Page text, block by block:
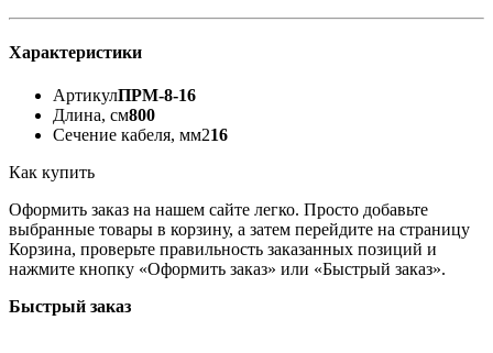
Характеристики
АртикулПРМ-8-16
Длина, см800
Сечение кабеля, мм216
Как купить
Оформить заказ на нашем сайте легко. Просто добавьте
выбранные товары в корзину, а затем перейдите на страницу
Корзина, проверьте правильность заказанных позиций и
нажмите кнопку «Оформить заказ» или «Быстрый заказ».
Быстрый заказ